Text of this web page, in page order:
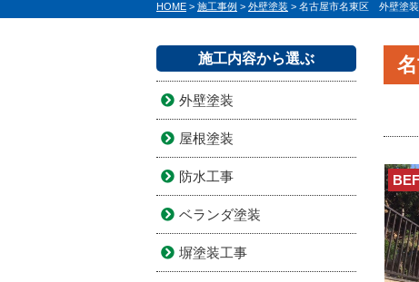
HOME > 施工事例 > 外壁塗装 > 名古屋市名東区 外壁塗
施工内容から選ぶ
外壁塗装
屋根塗装
防水工事
ベランダ塗装
塀塗装工事